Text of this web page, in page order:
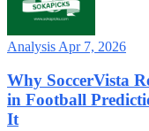
Analysis Apr 7, 2026
Why SoccerVista
in Football
It